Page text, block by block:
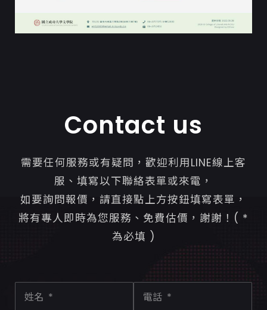
Contact us
需要任何服務或有疑問，歡迎利用LINE線上客
服、填寫以下聯絡表單或來電，
如要詢問報價，請直接點上方按鈕填寫表單，
將有專人即時為您服務、免費估價，謝謝！( *
為必填 )